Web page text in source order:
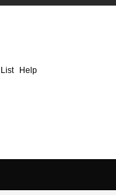
Help